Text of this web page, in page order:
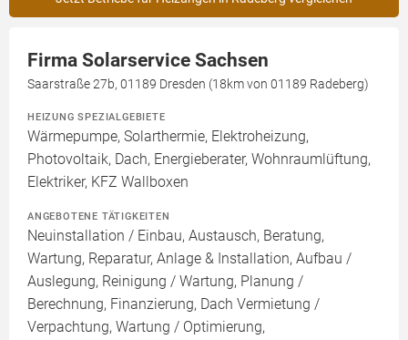
Firma Solarservice Sachsen
Saarstraße 27b, 01189 Dresden (18km von 01189 Radeberg)
HEIZUNG SPEZIALGEBIETE
Wärmepumpe, Solarthermie, Elektroheizung,
Photovoltaik, Dach, Energieberater, Wohnraumlüftung,
Elektriker, KFZ Wallboxen
ANGEBOTENE TÄTIGKEITEN
Neuinstallation / Einbau, Austausch, Beratung,
Wartung, Reparatur, Anlage & Installation, Aufbau /
Auslegung, Reinigung / Wartung, Planung /
Berechnung, Finanzierung, Dach Vermietung /
Verpachtung, Wartung / Optimierung,